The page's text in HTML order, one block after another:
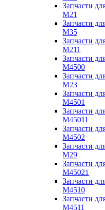
Запчасти
M21
Запчасти
M35
Запчасти
M211
Запчасти
M4500
Запчасти
M23
Запчасти
M4501
Запчасти
M45011
Запчасти
M4502
Запчасти
M29
Запчасти
M45021
Запчасти
M4510
Запчасти
M4511